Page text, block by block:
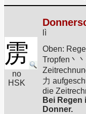
雳
no
HSK
lì
Oben:
Tropfen丶
力
die
Bei Regen
Donner.